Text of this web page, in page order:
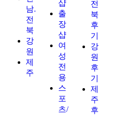
남.
전
북
강
원
제
주
샵
출
장
샵
여
성
전
용
스
포
츠/
전
북
후
기
강
원
후
기
제
주
후